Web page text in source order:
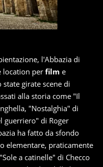
l'Abbazia di
location per film e
girate scene di
alla storia come "Il
"Nostalghia" di
guerriero" di Roger
ha fatto da sfondo
elementare, praticamente
a catinelle" di Checco